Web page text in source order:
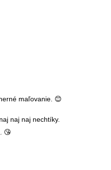
maľovanie. 😊
naj naj nechtíky.
😘